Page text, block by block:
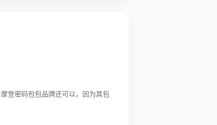
登密码包包品牌还可以，因为其包